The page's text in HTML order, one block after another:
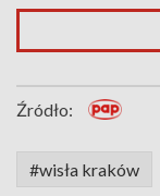
Źródło:
#wisła kraków